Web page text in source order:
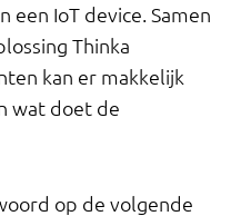
IoT device. Samen
Thinka
kan er makkelijk
wat doet de
op de volgende